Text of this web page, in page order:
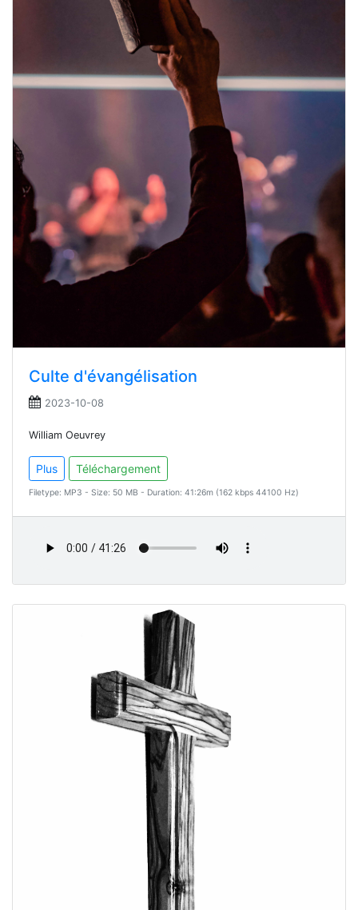
Culte d'évangélisation
2023-10-08
William Oeuvrey
Plus Téléchargement
Filetype: MP3 - Size: 50 MB - Duration: 41:26m (162 kbps 44100 Hz)